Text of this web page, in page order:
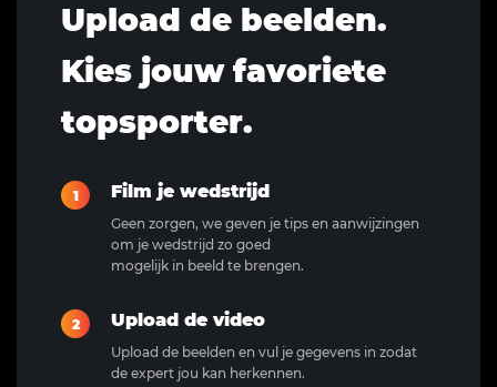
Upload de beelden.
Kies jouw favoriete
topsporter.
1 Film je wedstrijd
Geen zorgen, we geven je tips en aanwijzingen
om je wedstrijd zo goed
mogelijk in beeld te brengen.
2 Upload de video
Upload de beelden en vul je gegevens in zodat
de expert jou kan herkennen.